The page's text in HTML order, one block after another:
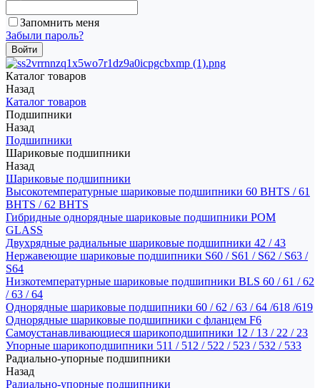
Запомнить меня
Забыли пароль?
Каталог товаров
Назад
Каталог товаров
Подшипники
Назад
Подшипники
Шариковые подшипники
Назад
Шариковые подшипники
Высокотемпературные шариковые подшипники 60 BHTS / 61
BHTS / 62 BHTS
Гибридные однорядные шариковые подшипники POM
GLASS
Двухрядные радиальные шариковые подшипники 42 / 43
Нержавеющие шариковые подшипники S60 / S61 / S62 / S63 /
S64
Низкотемпературные шариковые подшипники BLS 60 / 61 / 62
/ 63 / 64
Однорядные шариковые подшипники 60 / 62 / 63 / 64 /618 /619
Однорядные шариковые подшипники с фланцем F6
Самоустанавливающиеся шарикоподшипники 12 / 13 / 22 / 23
Упорные шарикоподшипники 511 / 512 / 522 / 523 / 532 / 533
Радиально-упорные подшипники
Назад
Радиально-упорные подшипники